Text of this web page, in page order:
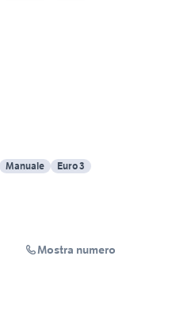
Manuale Euro 3
Mostra numero